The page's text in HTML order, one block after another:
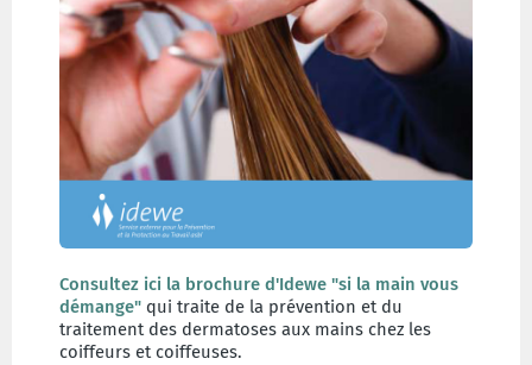
Consultez ici la brochure d'Idewe "si la main vous
démange" qui traite de la prévention et du
traitement des dermatoses aux mains chez les
coiffeurs et coiffeuses.